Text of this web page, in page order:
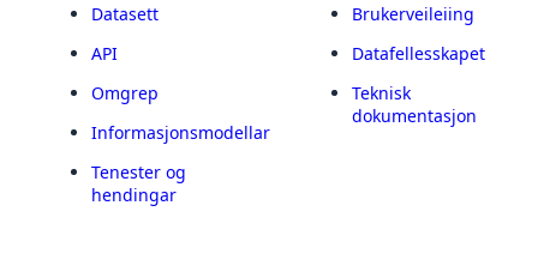
Datasett
API
Omgrep
Informasjonsmodellar
Tenester og
hendingar
Brukerveileiing
Datafellesskapet
Teknisk
dokumentasjon